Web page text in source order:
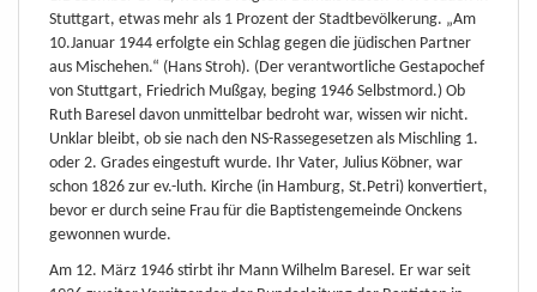
Stuttgart, etwas mehr als 1 Prozent der Stadtbevölkerung. „Am
10.Januar 1944 erfolgte ein Schlag gegen die jüdischen Partner
aus Mischehen.“ (Hans Stroh). (Der verantwortliche Gestapochef
von Stuttgart, Friedrich Mußgay, beging 1946 Selbstmord.) Ob
Ruth Baresel davon unmittelbar bedroht war, wissen wir nicht.
Unklar bleibt, ob sie nach den NS-Rassegesetzen als Mischling 1.
oder 2. Grades eingestuft wurde. Ihr Vater, Julius Köbner, war
schon 1826 zur ev.-luth. Kirche (in Hamburg, St.Petri) konvertiert,
bevor er durch seine Frau für die Baptistengemeinde Onckens
gewonnen wurde.
Am 12. März 1946 stirbt ihr Mann Wilhelm Baresel. Er war seit